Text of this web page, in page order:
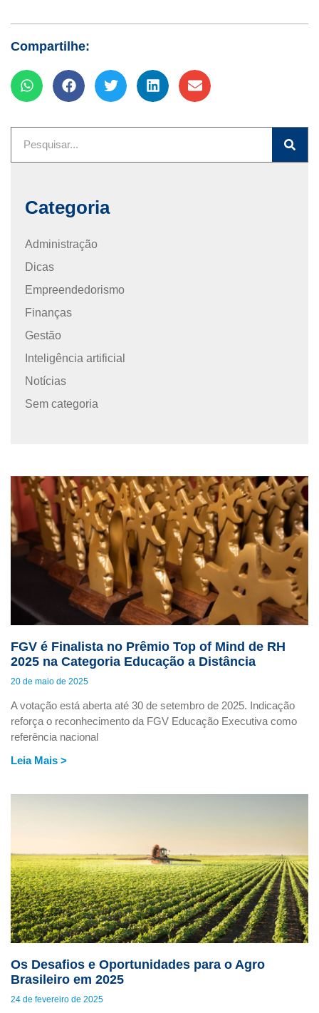
Compartilhe:
Categoria
Administração
Dicas
Empreendedorismo
Finanças
Gestão
Inteligência artificial
Notícias
Sem categoria
FGV é Finalista no Prêmio Top of Mind de RH
2025 na Categoria Educação a Distância
20 de maio de 2025
A votação está aberta até 30 de setembro de 2025. Indicação
reforça o reconhecimento da FGV Educação Executiva como
referência nacional
Leia Mais >
Os Desafios e Oportunidades para o Agro
Brasileiro em 2025
24 de fevereiro de 2025